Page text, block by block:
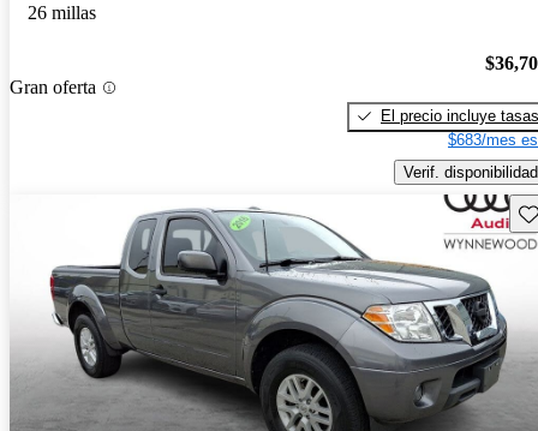
26 millas
Gran oferta
El precio incluye tasas
$683/mes
Verif. disponibilidad